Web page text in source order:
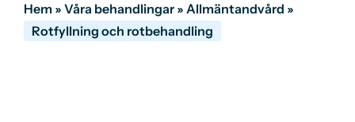
Hem » Våra behandlingar» Allmäntandvård »
Rotfyllning och rotbehandling